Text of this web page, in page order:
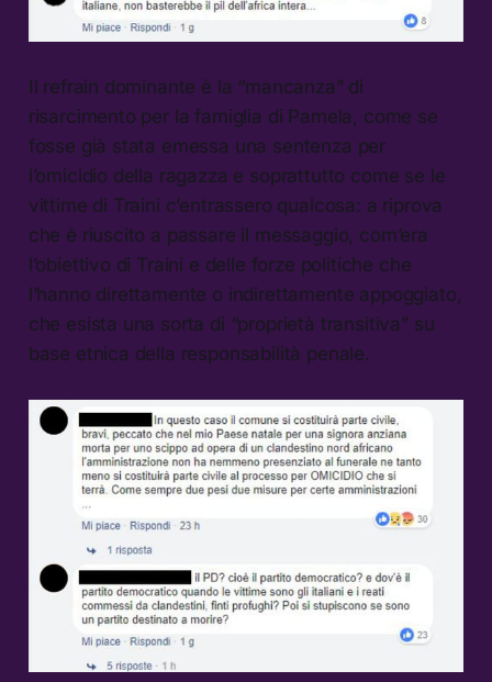
Il refrain dominante è la “mancanza” di
risarcimento per la famiglia di Pamela, come se
fosse già stata emessa una sentenza per
l’omicidio della ragazza e soprattutto come se le
vittime di Traini c’entrassero qualcosa: a riprova
che è riuscito a passare il messaggio, com’era
l’obiettivo di Traini e delle forze politiche che
l’hanno direttamente o indirettamente appoggiato,
che esista una sorta di “proprietà transitiva” su
base etnica della responsabilità penale.